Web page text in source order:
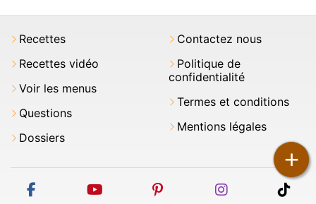
+
Recettes
Recettes vidéo
Voir les menus
Questions
Dossiers
Contactez nous
Politique de
confidentialité
Termes et conditions
Mentions légales
facebook youtube pinterest instagram